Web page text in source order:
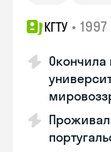
КГТУ • 1997
Окончила